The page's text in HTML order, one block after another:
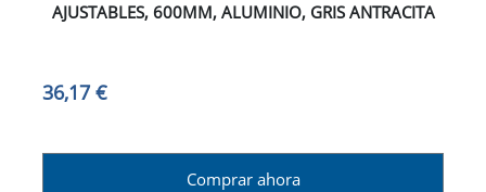
AJUSTABLES, 600MM, ALUMINIO, GRIS ANTRACITA
36,17 €
Comprar ahora